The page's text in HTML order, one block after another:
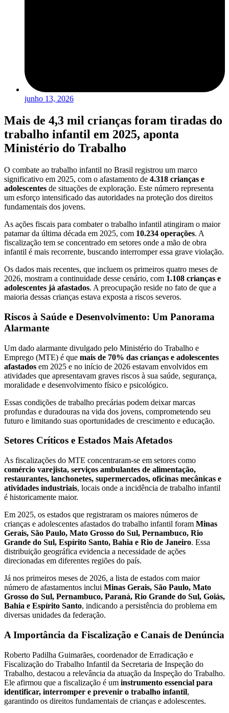
junho 13, 2026
Mais de 4,3 mil crianças foram tiradas do
trabalho infantil em 2025, aponta
Ministério do Trabalho
O combate ao trabalho infantil no Brasil registrou um marco
significativo em 2025, com o afastamento de 4.318 crianças e
adolescentes de situações de exploração. Este número representa
um esforço intensificado das autoridades na proteção dos direitos
fundamentais dos jovens.
As ações fiscais para combater o trabalho infantil atingiram o maior
patamar da última década em 2025, com 10.234 operações. A
fiscalização tem se concentrado em setores onde a mão de obra
infantil é mais recorrente, buscando interromper essa grave violação.
Os dados mais recentes, que incluem os primeiros quatro meses de
2026, mostram a continuidade desse cenário, com 1.108 crianças e
adolescentes já afastados. A preocupação reside no fato de que a
maioria dessas crianças estava exposta a riscos severos.
Riscos à Saúde e Desenvolvimento: Um Panorama
Alarmante
Um dado alarmante divulgado pelo Ministério do Trabalho e
Emprego (MTE) é que mais de 70% das crianças e adolescentes
afastados em 2025 e no início de 2026 estavam envolvidos em
atividades que apresentavam graves riscos à sua saúde, segurança,
moralidade e desenvolvimento físico e psicológico.
Essas condições de trabalho precárias podem deixar marcas
profundas e duradouras na vida dos jovens, comprometendo seu
futuro e limitando suas oportunidades de crescimento e educação.
Setores Críticos e Estados Mais Afetados
As fiscalizações do MTE concentraram-se em setores como
comércio varejista, serviços ambulantes de alimentação,
restaurantes, lanchonetes, supermercados, oficinas mecânicas e
atividades industriais, locais onde a incidência de trabalho infantil
é historicamente maior.
Em 2025, os estados que registraram os maiores números de
crianças e adolescentes afastados do trabalho infantil foram Minas
Gerais, São Paulo, Mato Grosso do Sul, Pernambuco, Rio
Grande do Sul, Espírito Santo, Bahia e Rio de Janeiro. Essa
distribuição geográfica evidencia a necessidade de ações
direcionadas em diferentes regiões do país.
Já nos primeiros meses de 2026, a lista de estados com maior
número de afastamentos inclui Minas Gerais, São Paulo, Mato
Grosso do Sul, Pernambuco, Paraná, Rio Grande do Sul, Goiás,
Bahia e Espírito Santo, indicando a persistência do problema em
diversas unidades da federação.
A Importância da Fiscalização e Canais de Denúncia
Roberto Padilha Guimarães, coordenador de Erradicação e
Fiscalização do Trabalho Infantil da Secretaria de Inspeção do
Trabalho, destacou a relevância da atuação da Inspeção do Trabalho.
Ele afirmou que a fiscalização é um instrumento essencial para
identificar, interromper e prevenir o trabalho infantil,
garantindo os direitos fundamentais de crianças e adolescentes.